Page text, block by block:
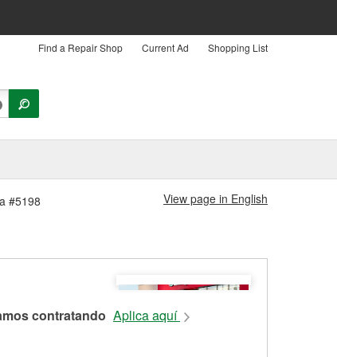
Find a Repair Shop Current Ad Shopping List
#5198 View page in English
contratando Aplica aquí